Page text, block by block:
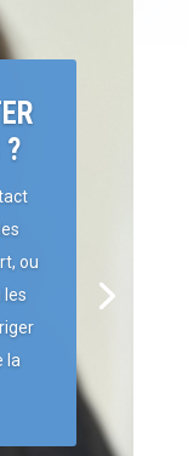
?
ou
les
la